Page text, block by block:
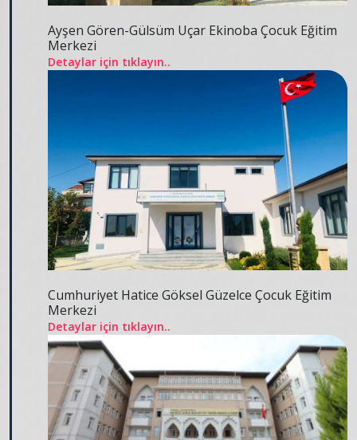
Ayşen Gören-Gülsüm Uçar Ekinoba Çocuk Eğitim
Merkezi
Detaylar için tıklayın..
Cumhuriyet Hatice Göksel Güzelce Çocuk Eğitim
Merkezi
Detaylar için tıklayın..